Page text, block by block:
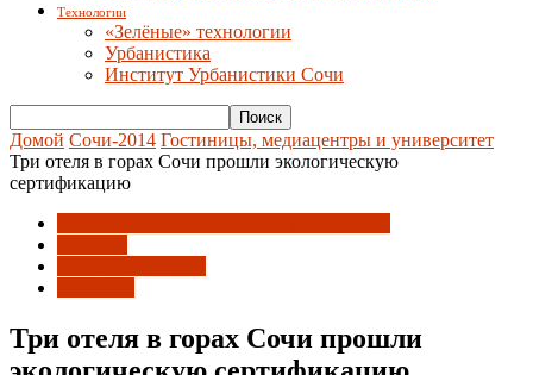
Технологии
«Зелёные» технологии
Урбанистика
Институт Урбанистики Сочи
Домой Сочи-2014 Гостиницы, медиацентры и университет
Три отеля в горах Сочи прошли экологическую
сертификацию
Три отеля в горах Сочи прошли